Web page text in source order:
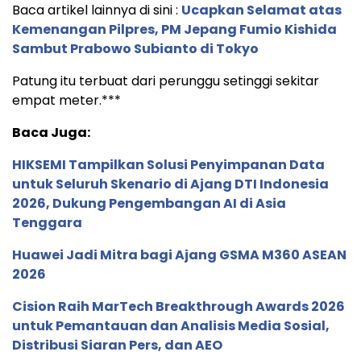
Baca artikel lainnya di sini : Ucapkan Selamat atas
Kemenangan Pilpres, PM Jepang Fumio Kishida
Sambut Prabowo Subianto di Tokyo
Patung itu terbuat dari perunggu setinggi sekitar
empat meter.***
Baca Juga:
HIKSEMI Tampilkan Solusi Penyimpanan Data
untuk Seluruh Skenario di Ajang DTI Indonesia
2026, Dukung Pengembangan AI di Asia
Tenggara
Huawei Jadi Mitra bagi Ajang GSMA M360 ASEAN
2026
Cision Raih MarTech Breakthrough Awards 2026
untuk Pemantauan dan Analisis Media Sosial,
Distribusi Siaran Pers, dan AEO